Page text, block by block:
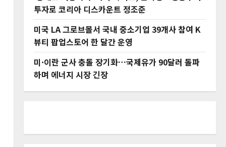
투자로 코리아 디스카운트 정조준
미국 LA 그로브몰서 국내 중소기업 39개사 참여 K
뷰티 팝업스토어 한 달간 운영
미·이란 군사 충돌 장기화…국제유가 90달러 돌파
하며 에너지 시장 긴장